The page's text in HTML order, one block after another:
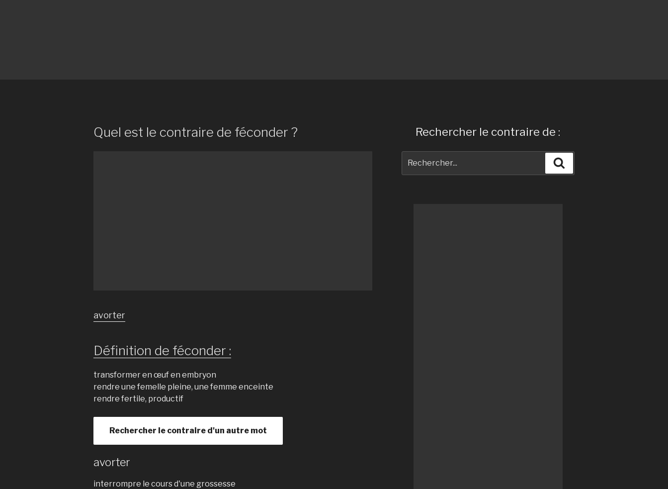
Quel est le contraire de féconder ?
avorter
Définition de féconder :
transformer en œuf en embryon
rendre une femelle pleine, une femme enceinte
rendre fertile, productif
Rechercher le contraire d'un autre mot
avorter
interrompre le cours d'une grossesse
Rechercher le contraire de :
pour